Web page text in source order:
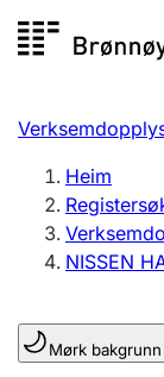
Registersøk
Registrere,
Lag og
Heim
NISSEN
Mørk bakgrunn